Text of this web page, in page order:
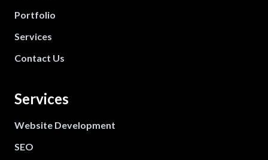
Portfolio
Services
Contact Us
Services
Website Development
SEO